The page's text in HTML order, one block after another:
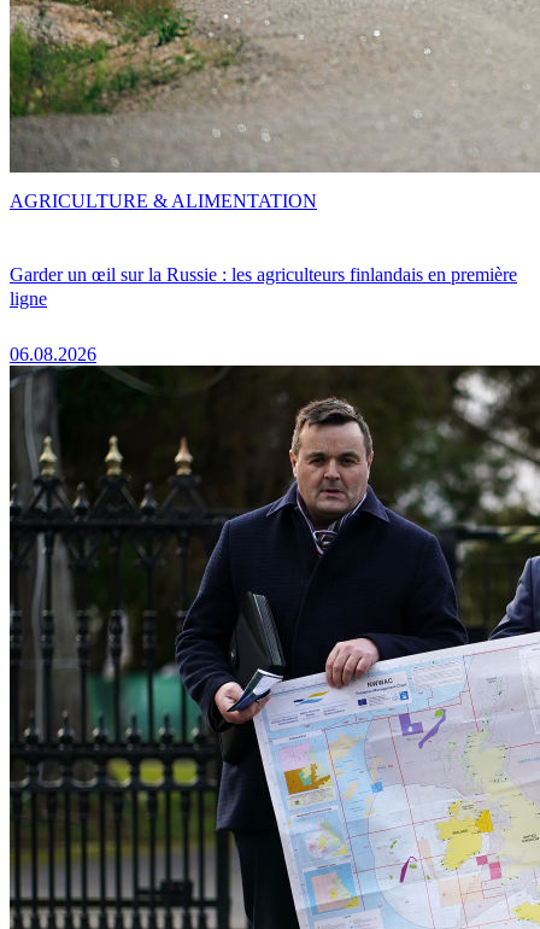
Garder un œil sur la Russie : les agriculteurs finlandais en première
ligne
06.08.2026
AGRICULTURE & ALIMENTATION